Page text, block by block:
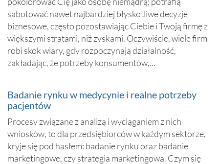
sabotować nawet najbardziej błyskotliwe decyzje
biznesowe, często pozostawiając Ciebie i Twoją firmę z
większymi stratami, niż zyskami. Oczywiście, wiele firm
robi skok wiary, gdy rozpoczynają działalność,
zakładając, że potrzeby konsumentów,...
Badanie rynku w medycynie i realne potrzeby
pacjentów
Procesy związane z analizą i wyciąganiem z nich
wniosków, to dla przedsiębiorców w każdym sektorze,
kryje się pod hasłem: badanie rynku oraz badanie
marketingowe, czy strategia marketingowa. Czym się